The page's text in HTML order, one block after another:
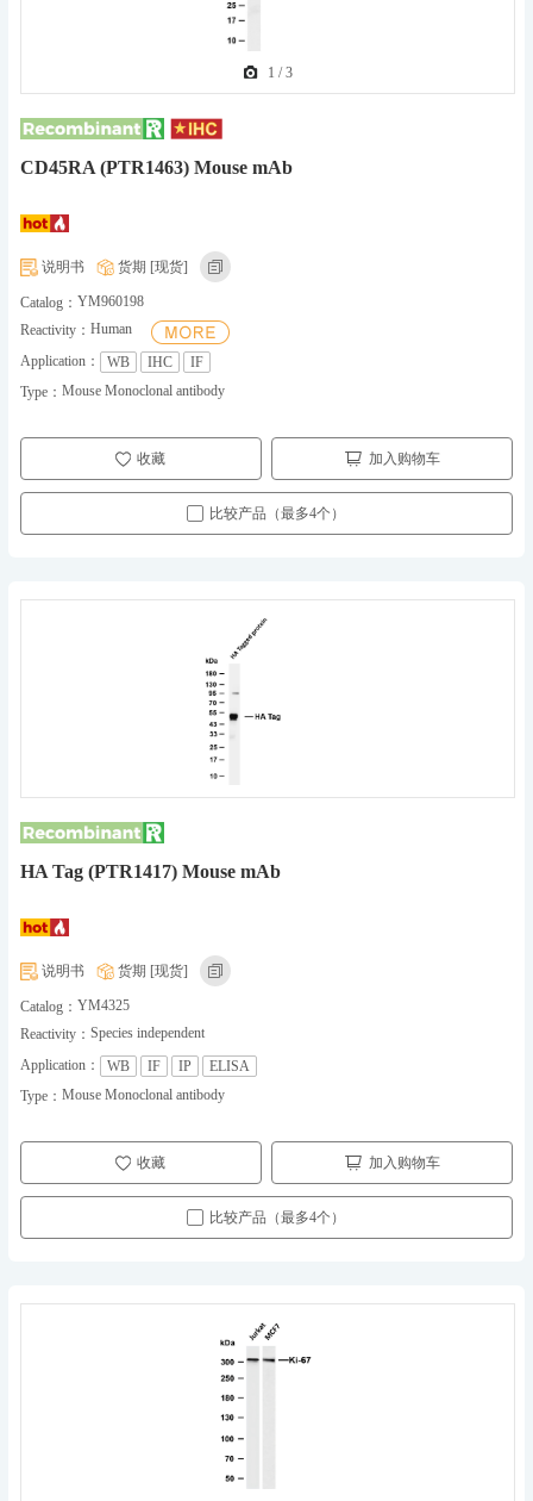
CD45RA (PTR1463) Mouse mAb
说明书 货期 [现货]
Catalog： YM960198
Reactivity： Human
Application：
WB IHC
IF
Type： Mouse Monoclonal antibody
1 /3
收藏 加入购物车
比较产品（最多4个）
HA Tag (PTR1417) Mouse mAb
说明书 货期 [现货]
Catalog： YM4325
Reactivity： Species independent
Application：
WB IF IP
ELISA
Type： Mouse Monoclonal antibody
收藏 加入购物车
比较产品（最多4个）